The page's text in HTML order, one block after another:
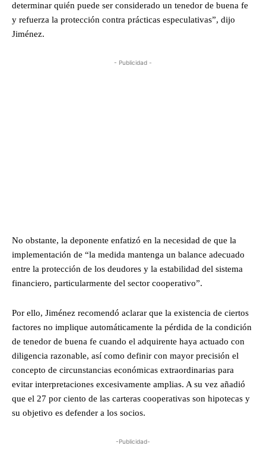
determinar quién puede ser considerado un tenedor de buena fe
y refuerza la protección contra prácticas especulativas”, dijo
Jiménez.
- Publicidad -
No obstante, la deponente enfatizó en la necesidad de que la
implementación de “la medida mantenga un balance adecuado
entre la protección de los deudores y la estabilidad del sistema
financiero, particularmente del sector cooperativo”.
Por ello, Jiménez recomendó aclarar que la existencia de ciertos
factores no implique automáticamente la pérdida de la condición
de tenedor de buena fe cuando el adquirente haya actuado con
diligencia razonable, así como definir con mayor precisión el
concepto de circunstancias económicas extraordinarias para
evitar interpretaciones excesivamente amplias. A su vez añadió
que el 27 por ciento de las carteras cooperativas son hipotecas y
su objetivo es defender a los socios.
-Publicidad-